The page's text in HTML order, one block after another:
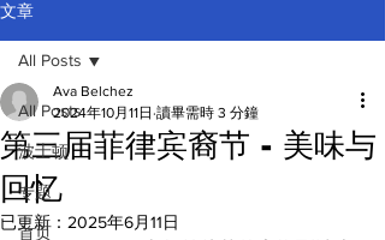
文章
All Posts
波士顿
专题
首页
All Posts
第三届菲律宾裔节 - 美味与
回忆
Ava Belchez
2024年10月11日 讀畢需時 3 分鐘
已更新： 2025年6月11日